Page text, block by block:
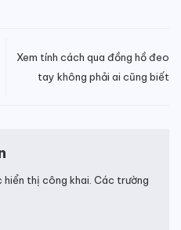
Xem tính cách qua đồng hồ đeo
tay không phải ai cũng biết
thị công khai. Các trường